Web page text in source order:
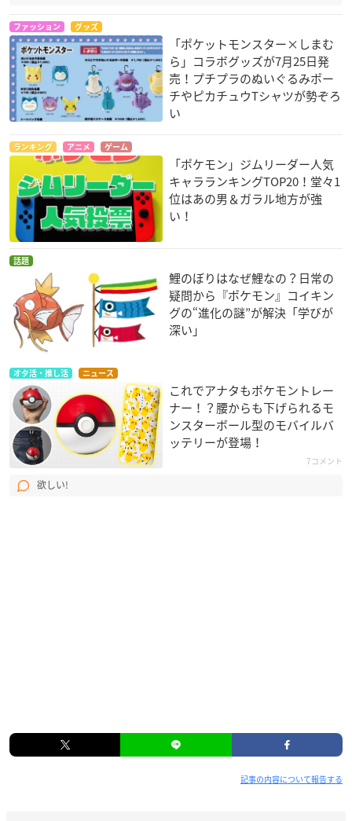
ファッション グッズ
「ポケットモンスター×しまむ
ら」コラボグッズが7月25日発
売！プチプラのぬいぐるみポー
チやピカチュウTシャツが勢ぞろ
い
ランキング アニメ ゲーム
「ポケモン」ジムリーダー人気
キャラランキングTOP20！堂々1
位はあの男＆ガラル地方が強
い！
話題
鯉のぼりはなぜ鯉なの？日常の
疑問から『ポケモン』コイキン
グの“進化の謎”が解決「学びが
深い」
オタ活・推し活 ニュース
これでアナタもポケモントレー
ナー！？腰からも下げられるモ
ンスターボール型のモバイルバ
ッテリーが登場！
7コメント
欲しい!
記事の内容について報告する